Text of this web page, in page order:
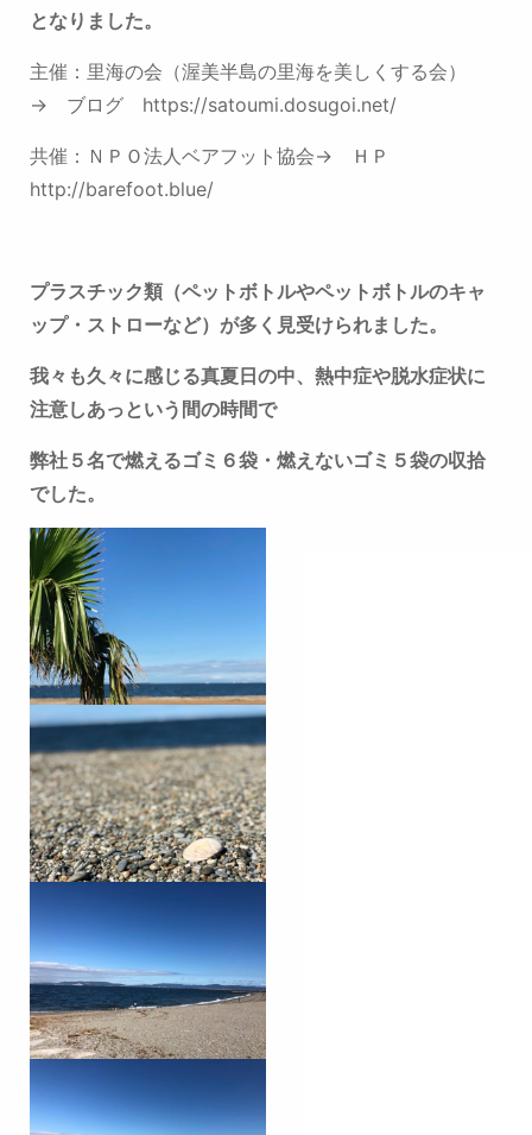
となりました。
主催：里海の会（渥美半島の里海を美しくする会）
→ ブログ https://satoumi.dosugoi.net/
共催：ＮＰＯ法人ベアフット協会→ ＨＰ
http://barefoot.blue/
プラスチック類（ペットボトルやペットボトルのキャ
ップ・ストローなど）が多く見受けられました。
我々も久々に感じる真夏日の中、熱中症や脱水症状に
注意しあっという間の時間で
弊社５名で燃えるゴミ６袋・燃えないゴミ５袋の収拾
でした。